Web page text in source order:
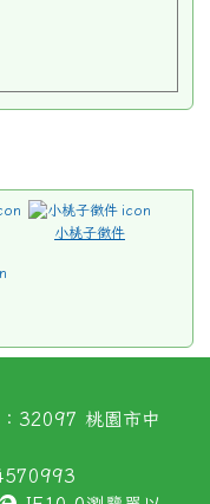
小桃子徵件
32097 桃園市中